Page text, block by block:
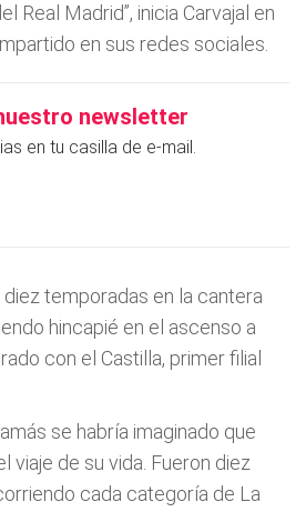
Real Madrid”, inicia Carvajal en
en sus redes sociales.
newsletter
en tu casilla de e-mail.
temporadas en la cantera
hincapié en el ascenso a
con el Castilla, primer filial
se habría imaginado que
viaje de su vida. Fueron diez
cada categoría de La